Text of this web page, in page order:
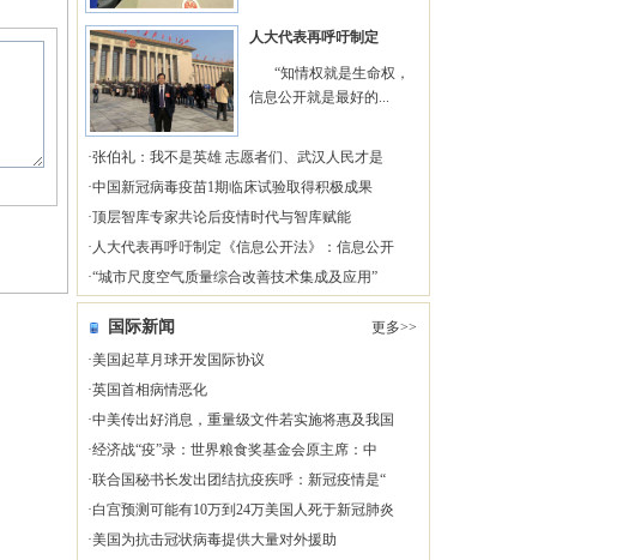
人大代表再呼吁制定
“知情权就是生命权，
信息公开就是最好的...
·张伯礼：我不是英雄 志愿者们、武汉人民才是
·中国新冠病毒疫苗1期临床试验取得积极成果
·顶层智库专家共论后疫情时代与智库赋能
· 人大代表再呼吁制定《信息公开法》：信息公开
·“城市尺度空气质量综合改善技术集成及应用”
国际新闻
更多>>
·美国起草月球开发国际协议
·英国首相病情恶化
·中美传出好消息，重量级文件若实施将惠及我国
·经济战“疫”录：世界粮食奖基金会原主席：中
·联合国秘书长发出团结抗疫疾呼：新冠疫情是“
·白宫预测可能有10万到24万美国人死于新冠肺炎
·美国为抗击冠状病毒提供大量对外援助